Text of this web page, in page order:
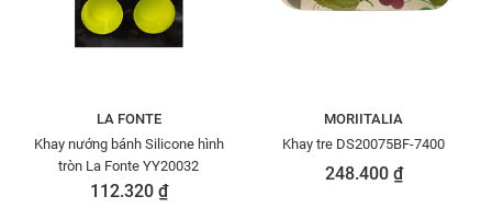
LA FONTE
Khay nướng bánh Silicone hình
tròn La Fonte YY20032
112.320 ₫
MORIITALIA
Khay tre DS20075BF-7400
248.400 ₫